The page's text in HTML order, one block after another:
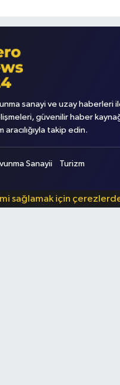
sanayi ve uzay haberleri
güvenilir haber
takip edin.
Sanayii Turizm
sağlamak için